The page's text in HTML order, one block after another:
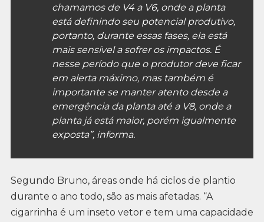
chamamos de V4 a V6, onde a planta
está definindo seu potencial produtivo,
portanto, durante essas fases, ela está
mais sensível a sofrer os impactos. É
nesse período que o produtor deve ficar
em alerta máximo, mas também é
importante se manter atento desde a
emergência da planta até a V8, onde a
planta já está maior, porém igualmente
exposta”, informa.
Segundo Bruno, áreas onde há ciclos de plantio
durante o ano todo, são as mais afetadas. “A
cigarrinha é um inseto vetor e tem uma capacidade